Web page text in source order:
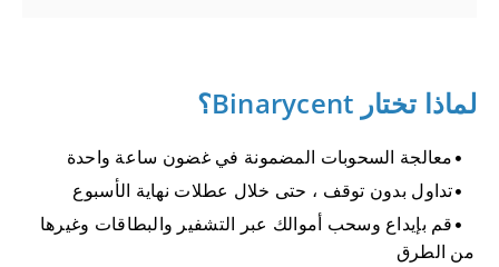
لماذا تختار Binarycent؟
معالجة السحوبات المضمونة في غضون ساعة واحدة
تداول بدون توقف ، حتى خلال عطلات نهاية الأسبوع
قم بإيداع وسحب أموالك عبر التشفير والبطاقات وغيرها
من الطرق